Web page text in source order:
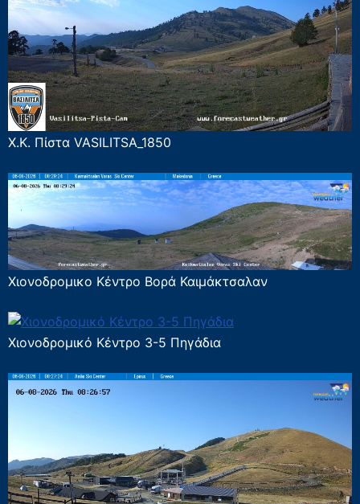
Χ.Κ. Πίστα VASILITSA_1850
Χιονοδρομικο Κέντρο Βορά Καιμάκτσαλαν
Χιονοδρομικό Κέντρο 3-5 Πηγάδια